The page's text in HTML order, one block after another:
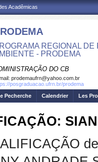
Acadêmicas
REGIONAL
- PRODEMA
DO CB
prodemaufrn@yahoo.com.br
posgraduacao.ufrn.br/prodema
Pecherche Calendrier Les